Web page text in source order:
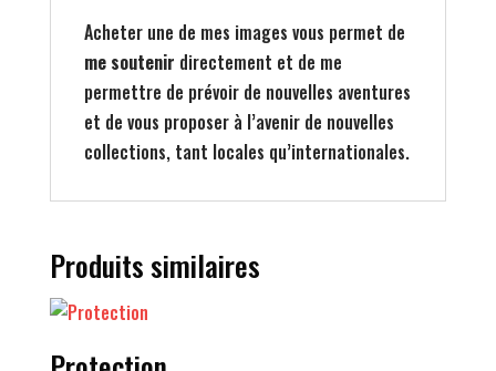
Acheter une de mes images vous permet de
me soutenir directement et de me
permettre de prévoir de nouvelles aventures
et de vous proposer à l’avenir de nouvelles
collections, tant locales qu’internationales.
Produits similaires